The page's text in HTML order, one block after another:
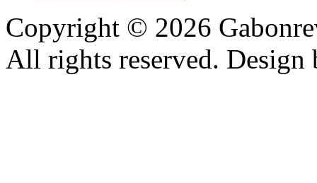
Copyright © 2026
All rights reserved.